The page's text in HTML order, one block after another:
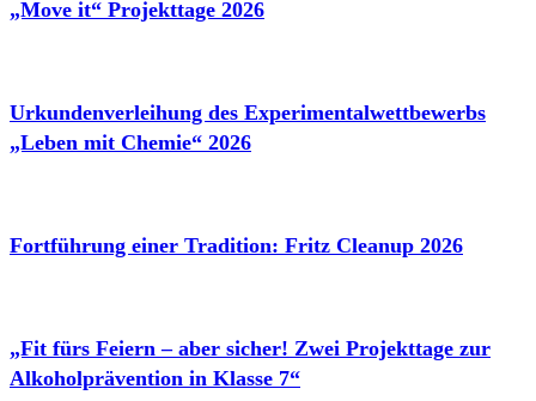
„Move it“ Projekttage 2026
Urkundenverleihung des Experimentalwettbewerbs
„Leben mit Chemie“ 2026
Fortführung einer Tradition: Fritz Cleanup 2026
„Fit fürs Feiern – aber sicher! Zwei Projekttage zur
Alkoholprävention in Klasse 7“